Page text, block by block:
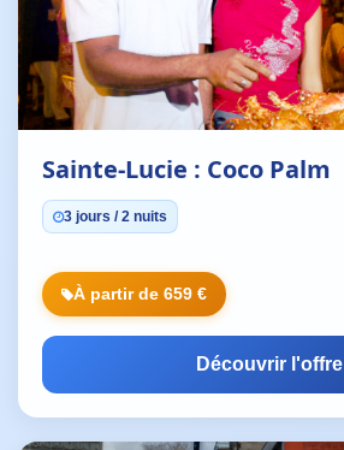
Sainte-Lucie : Coco Palm
3 jours / 2 nuits
À partir de 659 €
Découvrir l'offre